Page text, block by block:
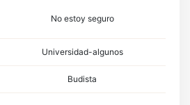
No estoy seguro
Universidad-algunos
Budista